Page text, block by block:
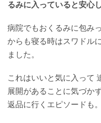
るみに入っていると安心
病院でもおくるみに包み
からも寝る時はスワドル
ました。
これはいいと気に入って
展開があることに気づか
返品に行くエピソードも。